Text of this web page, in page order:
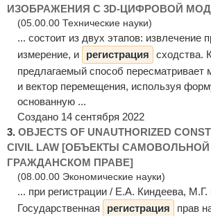
ИЗОБРАЖЕНИЯ С 3D-ЦИФРОВОЙ
(05.00.00 Технические науки)
... состоит из двух этапов: извлечение
измерение, и
регистрация
сходства.
предлагаемый способ пересматривает
и вектор перемещения, используя
основанную ...
Создано 14 сентября 2022
3. OBJECTS OF UNAUTHORIZED
CIVIL LAW [ОБЪЕКТЫ
ГРАЖДАНСКОМ ПРАВЕ]
(08.00.00 Экономические науки)
... при регистрации / Е.А. Киндеева, М.Г.
Государственная
регистрация
прав